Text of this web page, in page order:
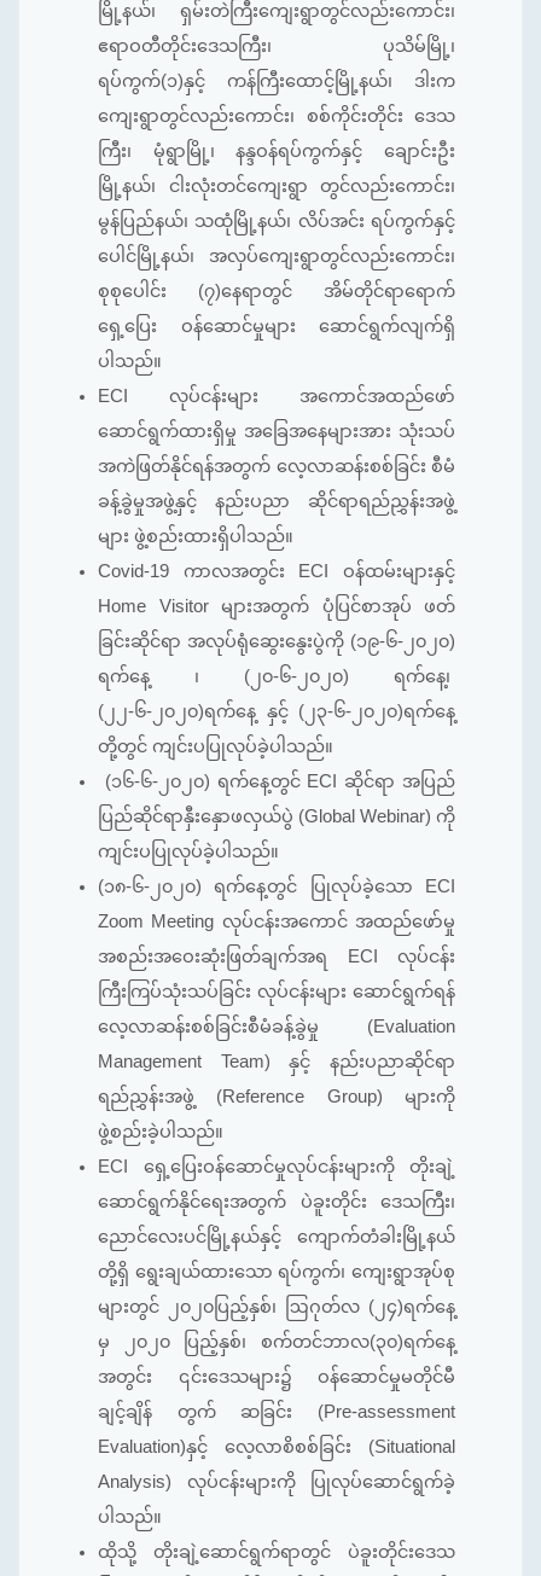
မြို့နယ်၊ ရှမ်းတဲကြီးကျေးရွာတွင်လည်းကောင်း၊
ဧရာဝတီတိုင်းဒေသကြီး၊ ပုသိမ်မြို့၊
ရပ်ကွက်(၁)နှင့် ကန်ကြီးထောင့်မြို့နယ်၊ ဒါးက
ကျေးရွာတွင်လည်းကောင်း၊ စစ်ကိုင်းတိုင်း ဒေသ
ကြီး၊ မုံရွာမြို့၊ နန္ဒဝန်ရပ်ကွက်နှင့် ချောင်းဦး
မြို့နယ်၊ ငါးလုံးတင်ကျေးရွာ တွင်လည်းကောင်း၊
မွန်ပြည်နယ်၊ သထုံမြို့နယ်၊ လိပ်အင်း ရပ်ကွက်နှင့်
ပေါင်မြို့နယ်၊ အလှပ်ကျေးရွာတွင်လည်းကောင်း၊
စုစုပေါင်း (၇)နေရာတွင် အိမ်တိုင်ရာရောက်
ရှေ့ပြေး ဝန်ဆောင်မှုများ ဆောင်ရွက်လျက်ရှိ
ပါသည်။
ECI လုပ်ငန်းများ အကောင်အထည်ဖော်
ဆောင်ရွက်ထားရှိမှု အခြေအနေများအား သုံးသပ်
အကဲဖြတ်နိုင်ရန်အတွက် လေ့လာဆန်းစစ်ခြင်း စီမံ
ခန့်ခွဲမှုအဖွဲ့နှင့် နည်းပညာ ဆိုင်ရာရည်ညွှန်းအဖွဲ့
များ ဖွဲ့စည်းထားရှိပါသည်။
Covid-19 ကာလအတွင်း ECI ဝန်ထမ်းများနှင့်
Home Visitor များအတွက် ပုံပြင်စာအုပ် ဖတ်
ခြင်းဆိုင်ရာ အလုပ်ရုံဆွေးနွေးပွဲကို (၁၉-၆-၂၀၂၀)
ရက်နေ့ ၊ (၂၀-၆-၂၀၂၀) ရက်နေ့၊
(၂၂-၆-၂၀၂၀)ရက်နေ့ နှင့် (၂၃-၆-၂၀၂၀)ရက်နေ့
တို့တွင် ကျင်းပပြုလုပ်ခဲ့ပါသည်။
(၁၆-၆-၂၀၂၀) ရက်နေ့တွင် ECI ဆိုင်ရာ အပြည်
ပြည်ဆိုင်ရာနှီးနှောဖလှယ်ပွဲ (Global Webinar) ကို
ကျင်းပပြုလုပ်ခဲ့ပါသည်။
(၁၈-၆-၂၀၂၀) ရက်နေ့တွင် ပြုလုပ်ခဲ့သော ECI
Zoom Meeting လုပ်ငန်းအကောင် အထည်ဖော်မှု
အစည်းအဝေးဆုံးဖြတ်ချက်အရ ECI လုပ်ငန်း
ကြီးကြပ်သုံးသပ်ခြင်း လုပ်ငန်းများ ဆောင်ရွက်ရန်
လေ့လာဆန်းစစ်ခြင်းစီမံခန့်ခွဲမှု (Evaluation
Management Team) နှင့် နည်းပညာဆိုင်ရာ
ရည်ညွှန်းအဖွဲ့ (Reference Group) များကို
ဖွဲ့စည်းခဲ့ပါသည်။
ECI ရှေ့ပြေးဝန်ဆောင်မှုလုပ်ငန်းများကို တိုးချဲ့
ဆောင်ရွက်နိုင်ရေးအတွက် ပဲခူးတိုင်း ဒေသကြီး၊
ညောင်လေးပင်မြို့နယ်နှင့် ကျောက်တံခါးမြို့နယ်
တို့ရှိ ရွေးချယ်ထားသော ရပ်ကွက်၊ ကျေးရွာအုပ်စု
များတွင် ၂၀၂၀ပြည့်နှစ်၊ ဩဂုတ်လ (၂၄)ရက်နေ့
မှ ၂၀၂၀ ပြည့်နှစ်၊ စက်တင်ဘာလ(၃၀)ရက်နေ့
အတွင်း ၎င်းဒေသများ၌ ဝန်ဆောင်မှုမတိုင်မီ
ချင့်ချိန် တွက် ဆခြင်း (Pre-assessment
Evaluation)နှင့် လေ့လာစိစစ်ခြင်း (Situational
Analysis) လုပ်ငန်းများကို ပြုလုပ်ဆောင်ရွက်ခဲ့
ပါသည်။
ထိုသို့ တိုးချဲ့ဆောင်ရွက်ရာတွင် ပဲခူးတိုင်းဒေသ